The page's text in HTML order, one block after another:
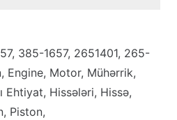
385-1657, 2651401, 265-
Engine, Motor, Mühərrik,
Ehtiyat, Hissələri, Hissə,
Piston,